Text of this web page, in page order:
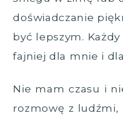
doświadczanie
być lepszym.
fajniej dla mnie i
Nie mam czasu i
rozmowę z ludźmi,